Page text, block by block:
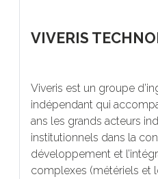
VIVERIS
Viveris est un groupe
indépendant qui
ans les grands acteurs
institutionnels dans la
développement et
complexes (métériels et